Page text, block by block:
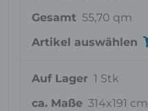
Gesamt 55,70 qm
Artikel auswählen
Auf Lager 1 Stk
ca. Maße 314x191 cm